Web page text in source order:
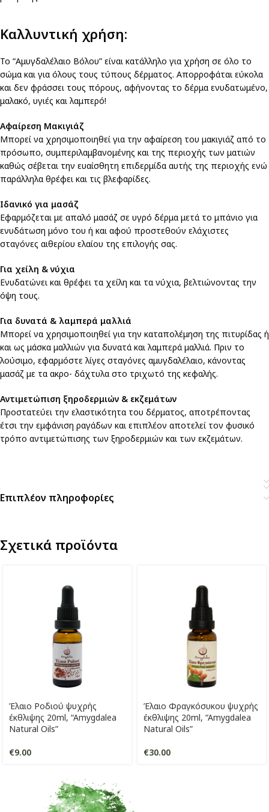
Καλλυντική χρήση:
Το “Αμυγδαλέλαιο Βόλου” είναι κατάλληλο για χρήση σε όλο το
σώμα και για όλους τους τύπους δέρματος. Απορροφάται εύκολα
και δεν φράσσει τους πόρους, αφήνοντας το δέρμα ενυδατωμένο,
μαλακό, υγιές και λαμπερό!
Aφαίρεση Μακιγιάζ
Μπορεί να χρησιμοποιηθεί για την αφαίρεση του μακιγιάζ από το
πρόσωπο, συμπεριλαμβανομένης και της περιοχής των ματιών
καθώς σέβεται την ευαίσθητη επιδερμίδα αυτής της περιοχής ενώ
παράλληλα θρέφει και τις βλεφαρίδες.
Iδανικό για μασάζ
Εφαρμόζεται με απαλό μασάζ σε υγρό δέρμα μετά το μπάνιο για
ενυδάτωση μόνο του ή και αφού προστεθούν ελάχιστες
σταγόνες αιθερίου ελαίου της επιλογής σας.
Για χείλη & νύχια
Ενυδατώνει και θρέφει τα χείλη και τα νύχια, βελτιώνοντας την
όψη τους.
Για δυνατά & λαμπερά μαλλιά
Μπορεί να χρησιμοποιηθεί για την καταπολέμηση της πιτυρίδας ή
και ως μάσκα μαλλιών για δυνατά και λαμπερά μαλλιά. Πριν το
λούσιμο, εφαρμόστε λίγες σταγόνες αμυγδαλέλαιο, κάνοντας
μασάζ με τα ακρο- δάχτυλα στο τριχωτό της κεφαλής.
Αντιμετώπιση ξηροδερμιών & εκζεμάτων
Προστατεύει την ελαστικότητα του δέρματος, αποτρέποντας
έτσι την εμφάνιση ραγάδων και επιπλέον αποτελεί τον φυσικό
τρόπο αντιμετώπισης των ξηροδερμιών και των εκζεμάτων.
Επιπλέον πληροφορίες
Σχετικά προϊόντα
Έλαιο Ροδιού ψυχρής
έκθλιψης 20ml, “Amygdalea
Natural Oils”
€9.00
Έλαιο Φραγκόσυκου ψυχρής
έκθλιψης 20ml, “Amygdalea
Natural Oils”
€30.00